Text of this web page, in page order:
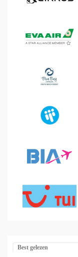
Best gelezen